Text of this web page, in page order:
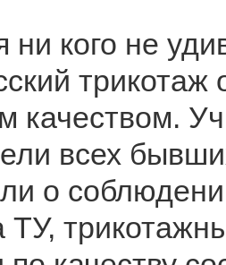
ни кого не
трикотаж
качеством.
всех
о